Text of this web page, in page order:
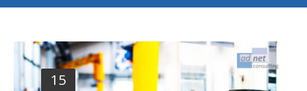
Dienstleiter
Gesundheit
15